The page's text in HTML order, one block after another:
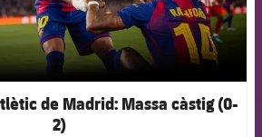
de Madrid: Massa càstig (0-
2)